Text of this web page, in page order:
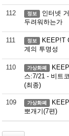
112 정보
인터넷
두려워하는가
111 정보
KEEP!T
계의 투명성
110 가상화폐
스:7/21 - 비트
(최종)
109 가상화폐
뽀개기(7편)